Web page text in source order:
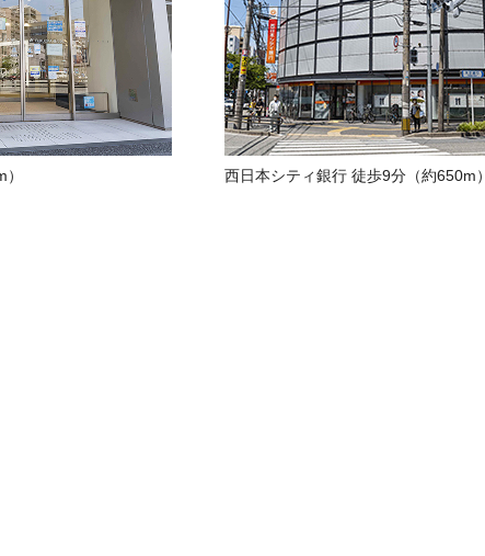
西日本シティ銀行 徒歩9分（約650m）